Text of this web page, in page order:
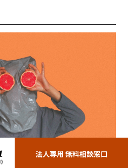
法人専用 無料相談窓口